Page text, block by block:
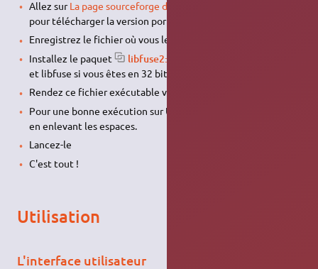
Allez surLa page sourceforge du projet PortableLinuxApps
pour télécharger la version portable de Jahshaka ;
Enregistrez le fichier où vous le désirez sur le disque dur ;
Installez le paquet
libfuse2:i386
et libfuse si vous êtes en 32 bits.
Rendez ce fichier exécutable via les propriétés de celui-ci
Pour une bonne exécution sur Ubuntu, renommer le fichier
en enlevant les espaces.
Lancez-le
C'est tout !
Utilisation
L'interface utilisateur